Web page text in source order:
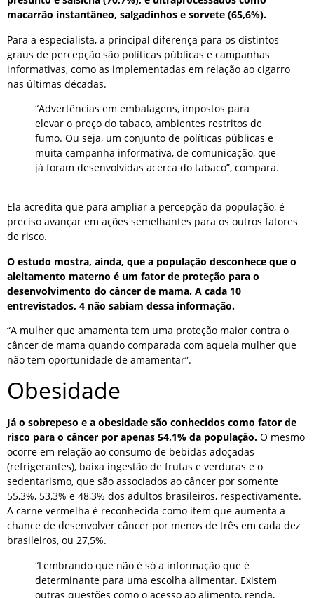
macarrão instantâneo, salgadinhos e sorvete (65,6%).
Para a especialista, a principal diferença para os distintos
graus de percepção são políticas públicas e campanhas
informativas, como as implementadas em relação ao cigarro
nas últimas décadas.
“Advertências em embalagens, impostos para
elevar o preço do tabaco, ambientes restritos de
fumo. Ou seja, um conjunto de políticas públicas e
muita campanha informativa, de comunicação, que
já foram desenvolvidas acerca do tabaco”, compara.
Ela acredita que para ampliar a percepção da população, é
preciso avançar em ações semelhantes para os outros fatores
de risco.
O estudo mostra, ainda, que a população desconhece que o
aleitamento materno é um fator de proteção para o
desenvolvimento do câncer de mama. A cada 10
entrevistados, 4 não sabiam dessa informação.
“A mulher que amamenta tem uma proteção maior contra o
câncer de mama quando comparada com aquela mulher que
não tem oportunidade de amamentar”.
Obesidade
Já o sobrepeso e a obesidade são conhecidos como fator de
risco para o câncer por apenas 54,1% da população. O mesmo
ocorre em relação ao consumo de bebidas adoçadas
(refrigerantes), baixa ingestão de frutas e verduras e o
sedentarismo, que são associados ao câncer por somente
55,3%, 53,3% e 48,3% dos adultos brasileiros, respectivamente.
A carne vermelha é reconhecida como item que aumenta a
chance de desenvolver câncer por menos de três em cada dez
brasileiros, ou 27,5%.
“Lembrando que não é só a informação que é
determinante para uma escolha alimentar. Existem
outras questões como o acesso ao alimento, renda,